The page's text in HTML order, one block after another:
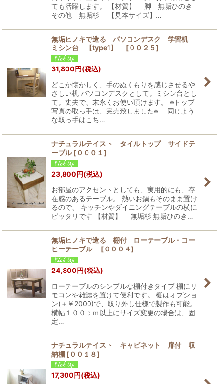
ても活躍します。 【材質】 脚 無垢ひのき
その他 無垢杉 【見本サイズ】…
無垢ヒノキで造る パソコンデスク 学習机
ミシン台 【type1】
[００２５]
31,800円(税込)
どこか懐かしく、手のぬくもりを感じさせるや
さしい机 パソコンデスクとして。ミシン台とし
て。丈夫で、末永くお使い頂けます。 ※トップ
写真の取っ手は、完売致しました※ 同じよう
な取っ手はこち…
ナチュラルテイスト タイルトップ サイドテ
ーブル [０００１]
23,800円(税込)
お部屋のアクセントとしても、実用的にも、存
在感のあるテーブル。 熱いお鍋もそのまま置け
るので、 キッチンやダイニングテーブルの横に
ピッタリです 【材質】 無垢杉 無垢ひのき…
無垢ヒノキで造る 棚付 ローテーブル・コー
ヒーテーブル [０００４]
24,800円(税込)
ローテーブルのシンプルな棚付きタイプ 棚にリ
モコンや雑誌を置けて便利です。 棚はオプショ
ン(＋￥2000)で、取り外し仕様で製作も可能。
横幅１００ｃｍ以上にサイズ変更の場合は、固
定…
ナチュラルテイスト キャビネット 扉付 収
納棚 [００１８]
17,300円(税込)